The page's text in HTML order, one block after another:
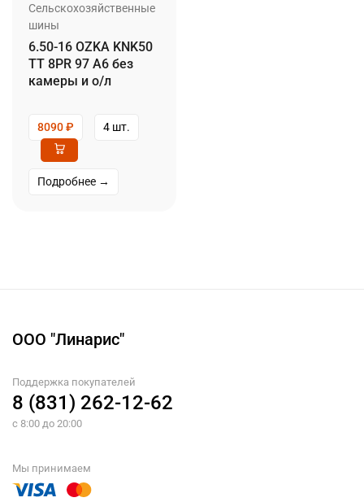
Сельскохозяйственные
шины
6.50-16 OZKA KNK50
TT 8PR 97 A6 без
камеры и о/л
8090₽ 4 шт.
Подробнее →
ООО "Линарис"
Поддержка покупателей
8 (831) 262-12-62
с 8:00 до 20:00
Мы принимаем